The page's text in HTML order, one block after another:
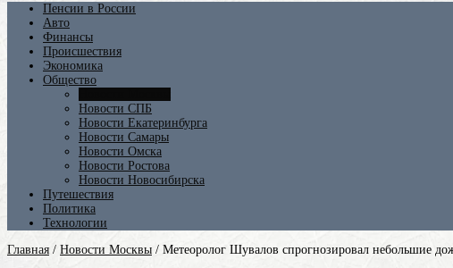
Пенсии в России
Авто
Финансы
Происшествия
Экономика
Общество
Новости СПБ
Новости Екатеринбурга
Новости Самары
Новости Омска
Новости Ростова
Новости Новосибирска
Путешествия
Политика
Технологии
Главная / Новости Москвы / Метеоролог Шувалов спрогнозировал небольшие